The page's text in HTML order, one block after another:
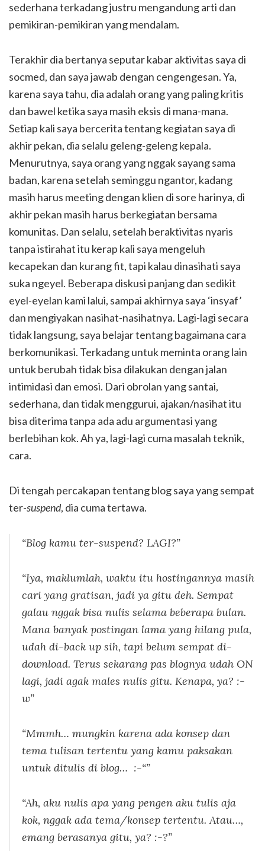
sederhana terkadang justru mengandung arti dan
pemikiran-pemikiran yang mendalam.
Terakhir dia bertanya seputar kabar aktivitas saya di
socmed, dan saya jawab dengan cengengesan. Ya,
karena saya tahu, dia adalah orang yang paling kritis
dan bawel ketika saya masih eksis di mana-mana.
Setiap kali saya bercerita tentang kegiatan saya di
akhir pekan, dia selalu geleng-geleng kepala.
Menurutnya, saya orang yang nggak sayang sama
badan, karena setelah seminggu ngantor, kadang
masih harus meeting dengan klien di sore harinya, di
akhir pekan masih harus berkegiatan bersama
komunitas. Dan selalu, setelah beraktivitas nyaris
tanpa istirahat itu kerap kali saya mengeluh
kecapekan dan kurang fit, tapi kalau dinasihati saya
suka ngeyel. Beberapa diskusi panjang dan sedikit
eyel-eyelan kami lalui, sampai akhirnya saya ‘insyaf’
dan mengiyakan nasihat-nasihatnya. Lagi-lagi secara
tidak langsung, saya belajar tentang bagaimana cara
berkomunikasi. Terkadang untuk meminta orang lain
untuk berubah tidak bisa dilakukan dengan jalan
intimidasi dan emosi. Dari obrolan yang santai,
sederhana, dan tidak menggurui, ajakan/nasihat itu
bisa diterima tanpa ada adu argumentasi yang
berlebihan kok. Ah ya, lagi-lagi cuma masalah teknik,
cara.
Di tengah percakapan tentang blog saya yang sempat
ter-suspend, dia cuma tertawa.
“Blog kamu ter-suspend? LAGI?”
“Iya, maklumlah, waktu itu hostingannya masih
cari yang gratisan, jadi ya gitu deh. Sempat
galau nggak bisa nulis selama beberapa bulan.
Mana banyak postingan lama yang hilang pula,
udah di-back up sih, tapi belum sempat di-
download. Terus sekarang pas blognya udah ON
lagi, jadi agak males nulis gitu. Kenapa, ya? :-
w”
“Mmmh… mungkin karena ada konsep dan
tema tulisan tertentu yang kamu paksakan
untuk ditulis di blog… :-“”
“Ah, aku nulis apa yang pengen aku tulis aja
kok, nggak ada tema/konsep tertentu. Atau…,
emang berasanya gitu, ya? :-?”